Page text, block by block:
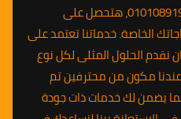
لما تتواصل معانا على الرقم 01010891953، هتحصل على
الخاصة. خدماتنا تعتمد على
نقدم الحلول المثلى لكل نوع
مكون من محترفين تم
يضمن لك خدمات ذات جودة